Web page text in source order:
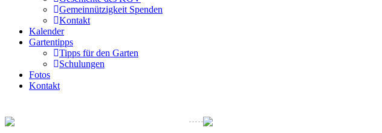
Gemeinnützigkeit Spenden
Kontakt
Kalender
Gartentipps
Tipps für den Garten
Schulungen
Fotos
Kontakt